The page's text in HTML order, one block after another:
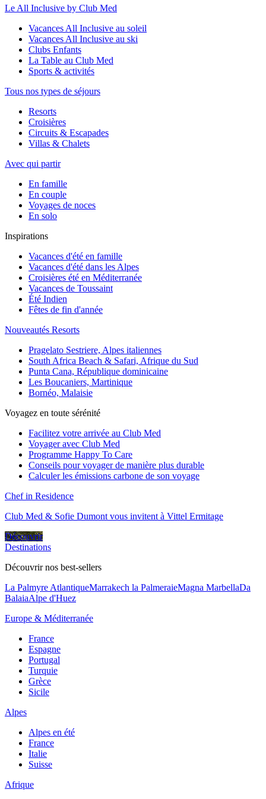
Le All Inclusive by Club Med
Vacances All Inclusive au soleil
Vacances All Inclusive au ski
Clubs Enfants
La Table au Club Med
Sports & activités
Tous nos types de séjours
Resorts
Croisières
Circuits & Escapades
Villas & Chalets
Avec qui partir
En famille
En couple
Voyages de noces
En solo
Inspirations
Vacances d'été en famille
Vacances d'été dans les Alpes
Croisières été en Méditerranée
Vacances de Toussaint
Été Indien
Fêtes de fin d'année
Nouveautés Resorts
Pragelato Sestriere, Alpes italiennes
South Africa Beach & Safari, Afrique du Sud
Punta Cana, République dominicaine
Les Boucaniers, Martinique
Bornéo, Malaisie
Voyagez en toute sérénité
Facilitez votre arrivée au Club Med
Voyager avec Club Med
Programme Happy To Care
Conseils pour voyager de manière plus durable
Calculer les émissions carbone de son voyage
Chef in Residence
Club Med & Sofie Dumont vous invitent à Vittel Ermitage
Découvrir
Destinations
Découvrir nos best-sellers
La Palmyre AtlantiqueMarrakech la PalmeraieMagna MarbellaDa
BalaiaAlpe d'Huez
Europe & Méditerranée
France
Espagne
Portugal
Turquie
Grèce
Sicile
Alpes
Alpes en été
France
Italie
Suisse
Afrique